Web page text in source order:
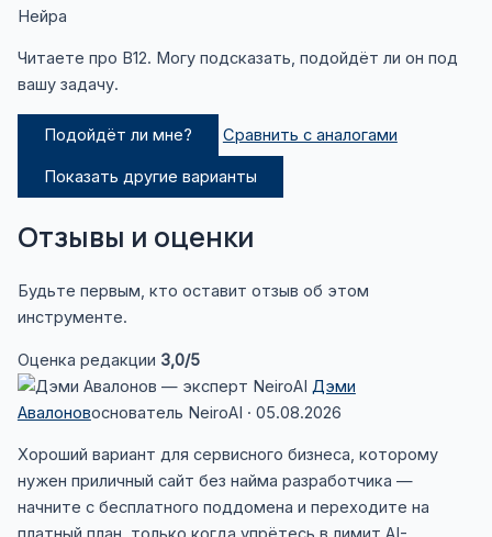
Нейра
Читаете про B12. Могу подсказать, подойдёт ли он под
вашу задачу.
Подойдёт ли мне? Сравнить с аналогами
Показать другие варианты
Отзывы и оценки
Будьте первым, кто оставит отзыв об этом
инструменте.
Оценка редакции 3,0/5
Дэми
Авалоновоснователь NeiroAI · 05.08.2026
Хороший вариант для сервисного бизнеса, которому
нужен приличный сайт без найма разработчика —
начните с бесплатного поддомена и переходите на